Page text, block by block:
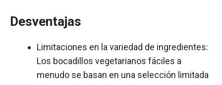
Desventajas
Limitaciones en la variedad de ingredientes:
Los bocadillos vegetarianos fáciles a
menudo se basan en una selección limitada